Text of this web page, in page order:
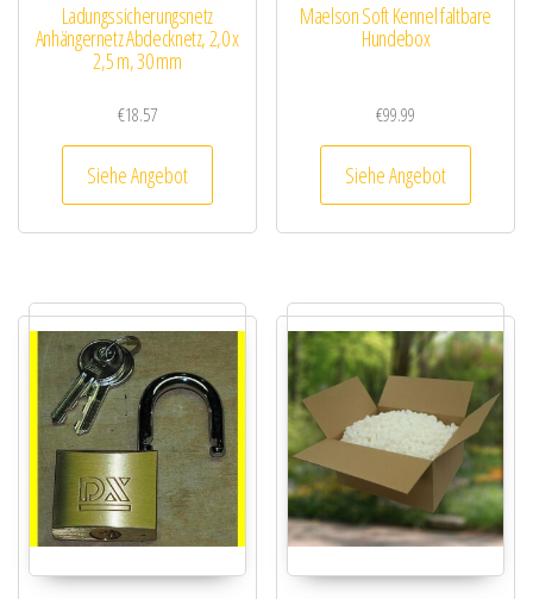
Ladungssicherungsnetz
Anhängernetz Abdecknetz, 2,0 x
2,5 m, 30 mm
€18.57
Siehe Angebot
Maelson Soft Kennel faltbare
Hundebox
€99.99
Siehe Angebot